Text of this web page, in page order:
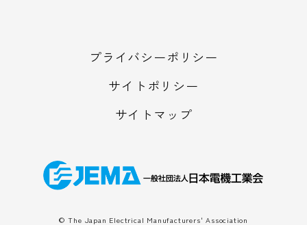
プライバシーポリシー
サイトポリシー
サイトマップ
© The Japan Electrical Manufacturers' Association